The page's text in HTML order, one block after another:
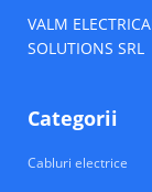
VALM
SOLUTIONS SRL
Categorii
Cabluri electrice